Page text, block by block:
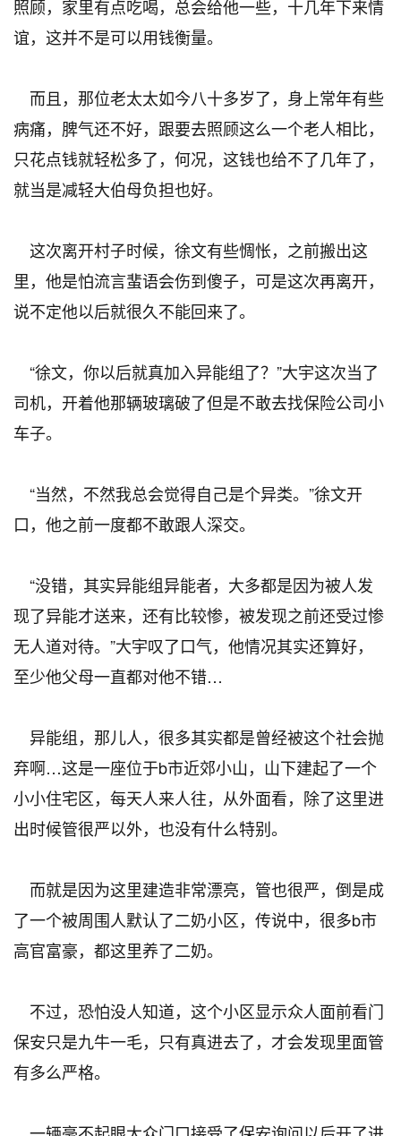
照顾，家里有点吃喝，总会给他一些，十几年下来情
谊，这并不是可以用钱衡量。
而且，那位老太太如今八十多岁了，身上常年有些
病痛，脾气还不好，跟要去照顾这么一个老人相比，
只花点钱就轻松多了，何况，这钱也给不了几年了，
就当是减轻大伯母负担也好。
这次离开村子时候，徐文有些惆怅，之前搬出这
里，他是怕流言蜚语会伤到傻子，可是这次再离开，
说不定他以后就很久不能回来了。
“徐文，你以后就真加入异能组了？”大宇这次当了
司机，开着他那辆玻璃破了但是不敢去找保险公司小
车子。
“当然，不然我总会觉得自己是个异类。”徐文开
口，他之前一度都不敢跟人深交。
“没错，其实异能组异能者，大多都是因为被人发
现了异能才送来，还有比较惨，被发现之前还受过惨
无人道对待。”大宇叹了口气，他情况其实还算好，
至少他父母一直都对他不错…
异能组，那儿人，很多其实都是曾经被这个社会抛
弃啊…这是一座位于b市近郊小山，山下建起了一个
小小住宅区，每天人来人往，从外面看，除了这里进
出时候管很严以外，也没有什么特别。
而就是因为这里建造非常漂亮，管也很严，倒是成
了一个被周围人默认了二奶小区，传说中，很多b市
高官富豪，都这里养了二奶。
不过，恐怕没人知道，这个小区显示众人面前看门
保安只是九牛一毛，只有真进去了，才会发现里面管
有多么严格。